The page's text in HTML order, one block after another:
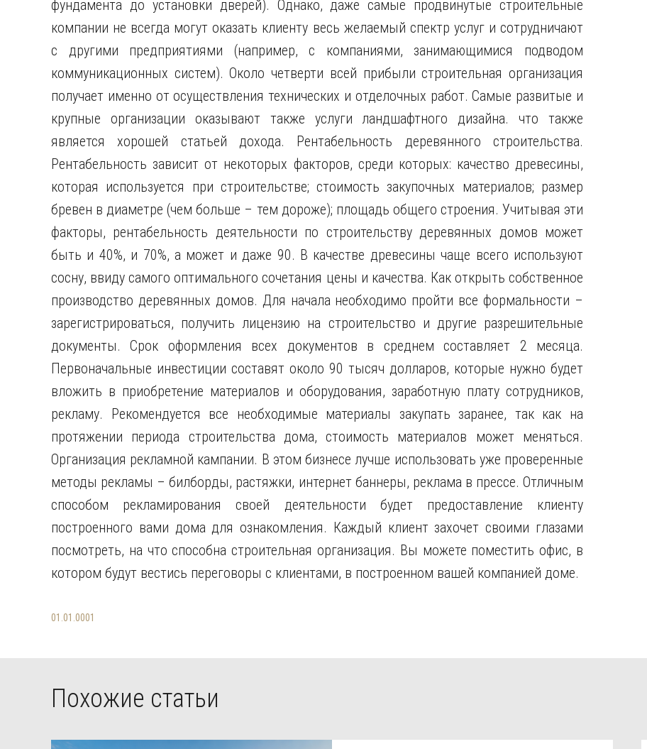
фундамента до установки дверей). Однако, даже самые продвинутые строительные
компании не всегда могут оказать клиенту весь желаемый спектр услуг и сотрудничают
с другими предприятиями (например, с компаниями, занимающимися подводом
коммуникационных систем). Около четверти всей прибыли строительная организация
получает именно от осуществления технических и отделочных работ. Самые развитые и
крупные организации оказывают также услуги ландшафтного дизайна. что также
является хорошей статьей дохода. Рентабельность деревянного строительства.
Рентабельность зависит от некоторых факторов, среди которых: качество древесины,
которая используется при строительстве; стоимость закупочных материалов; размер
бревен в диаметре (чем больше – тем дороже); площадь общего строения. Учитывая эти
факторы, рентабельность деятельности по строительству деревянных домов может
быть и 40%, и 70%, а может и даже 90. В качестве древесины чаще всего используют
сосну, ввиду самого оптимального сочетания цены и качества. Как открыть собственное
производство деревянных домов. Для начала необходимо пройти все формальности –
зарегистрироваться, получить лицензию на строительство и другие разрешительные
документы. Срок оформления всех документов в среднем составляет 2 месяца.
Первоначальные инвестиции составят около 90 тысяч долларов, которые нужно будет
вложить в приобретение материалов и оборудования, заработную плату сотрудников,
рекламу. Рекомендуется все необходимые материалы закупать заранее, так как на
протяжении периода строительства дома, стоимость материалов может меняться.
Организация рекламной кампании. В этом бизнесе лучше использовать уже проверенные
методы рекламы – билборды, растяжки, интернет баннеры, реклама в прессе. Отличным
способом рекламирования своей деятельности будет предоставление клиенту
построенного вами дома для ознакомления. Каждый клиент захочет своими глазами
посмотреть, на что способна строительная организация. Вы можете поместить офис, в
котором будут вестись переговоры с клиентами, в построенном вашей компанией доме.
01.01.0001
Похожие статьи